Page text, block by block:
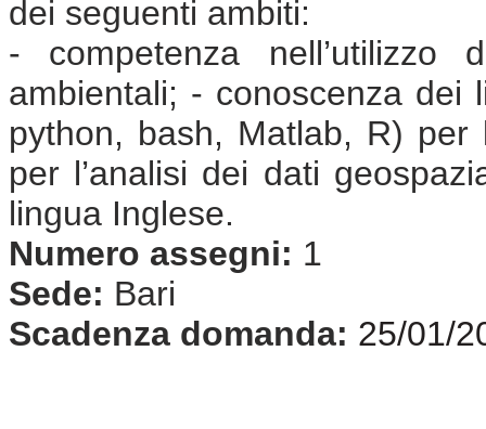
dei seguenti ambiti:
- competenza nell’utilizzo
ambientali; - conoscenza dei
python, bash, Matlab, R) per
per l’analisi dei dati
lingua Inglese.
Numero assegni: 1
Sede: Bari
Scadenza domanda: 25/01/